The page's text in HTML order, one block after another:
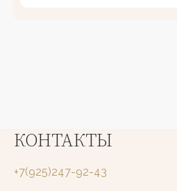
КОНТАКТЫ
+7(925)247-92-43